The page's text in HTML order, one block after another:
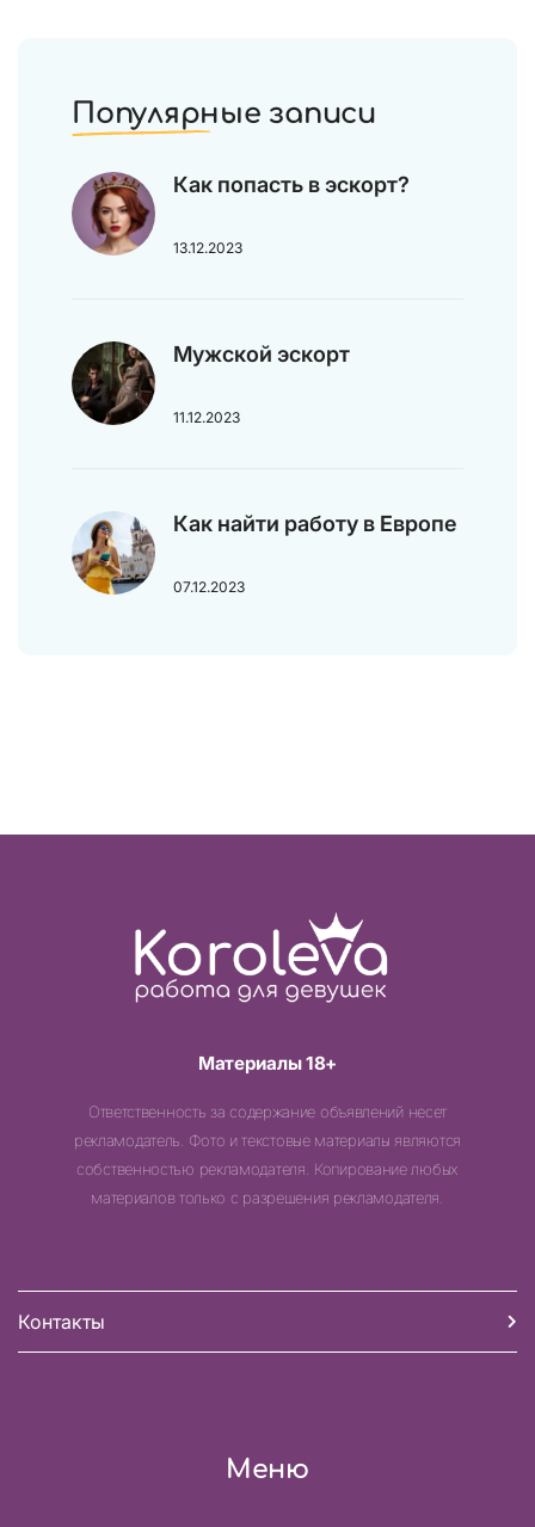
Популярные записи
Как попасть в эскорт?
13.12.2023
Мужской эскорт
11.12.2023
Как найти работу в Европе
07.12.2023
Материалы 18+
Ответственность за содержание объявлений несет
рекламодатель. Фото и текстовые материалы являются
собственностью рекламодателя. Копирование любых
материалов только с разрешения рекламодателя.
Контакты
Меню